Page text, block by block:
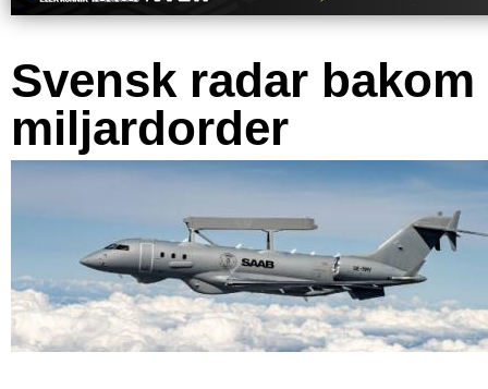
Svensk radar bakom
miljardorder